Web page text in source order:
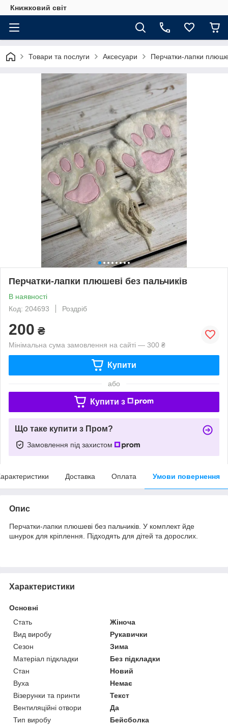
Книжковий світ
Товари та послуги Аксесуари Перчатки-лапки
Перчатки-лапки плюшеві без пальчиків
В наявності
Код: 204693
Роздріб
200 ₴
Мінімальна сума замовлення на сайті — 300 ₴
Купити
або
Купити з
Що таке купити з Пром?
Замовлення під захистом
Доставка Оплата Умови повернення
Опис
Перчатки-лапки плюшеві без пальчиків. У комплект йде
шнурок для кріплення.
Підходять для дітей та дорослих.
Характеристики
Основні
Стать
Жіноча
Вид виробу
Рукавички
Сезон
Зима
Матеріал підкладки
Без підкладки
Стан
Новий
Вуха
Немає
Візерунки та принти
Текст
Вентиляційні отвори
Да
Тип виробу
Бейсболка